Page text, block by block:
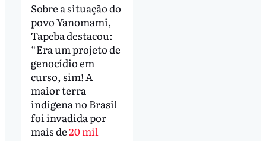
Sobre a situação do
povo Yanomami,
Tapeba destacou:
“Era um projeto de
genocídio em
curso, sim! A
maior terra
indígena no Brasil
foi invadida por
mais de20 mil